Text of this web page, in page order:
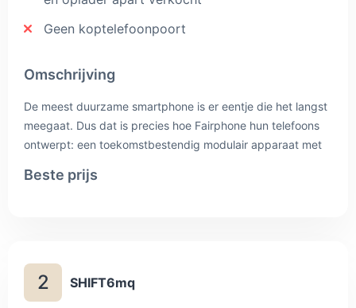
Geen koptelefoonpoort
Omschrijving
De meest duurzame smartphone is er eentje die het langst
meegaat. Dus dat is precies hoe Fairphone hun telefoons
ontwerpt: een toekomstbestendig modulair apparaat met
dubbele camera’s. Omdat het langer houden van jouw
Beste prijs
2 SHIFT6mq